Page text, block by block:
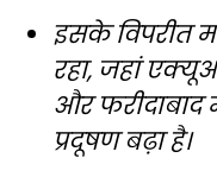
इसके विपरीत
रहा, जहां
और फरीदाबाद
प्रदूषण बढ़ा है।